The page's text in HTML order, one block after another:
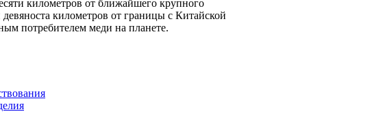
километров от ближайшего крупного
километров от границы с Китайской
потребителем меди на планете.